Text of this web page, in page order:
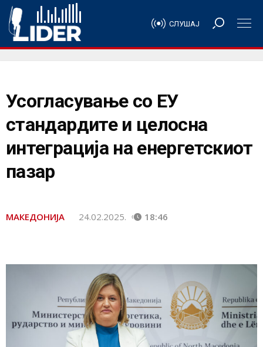
СЛУШАЈ
Усогласување со ЕУ
стандардите и целосна
интеграција на енергетскиот
пазар
МАКЕДОНИЈА 24.02.2025. 18:46